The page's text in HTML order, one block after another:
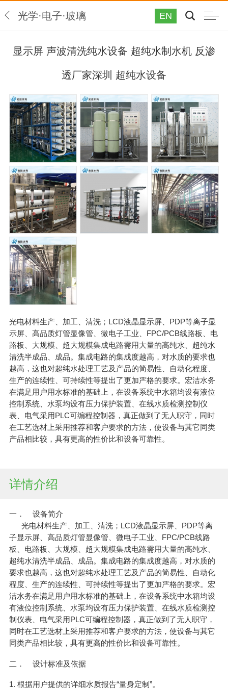
光学·电子·玻璃 EN
显示屏 声波清洗纯水设备 超纯水制水机 反渗
透厂家深圳 超纯水设备
光电材料生产、加工、清洗；LCD液晶显示屏、PDP等离子显
示屏、高品质灯管显像管、微电子工业、FPC/PCB线路板、电
路板、大规模、超大规模集成电路需用大量的高纯水、超纯水
清洗半成品、成品。集成电路的集成度越高，对水质的要求也
越高，这也对超纯水处理工艺及产品的简易性、自动化程度、
生产的连续性、可持续性等提出了更加严格的要求。宏洁水务
在满足用户用水标准的基础上，在设备系统中水箱均设有液位
控制系统、水泵均设有压力保护装置、在线水质检测控制仪
表、电气采用PLC可编程控制器，真正做到了无人职守，同时
在工艺选材上采用推荐和客户要求的方法，使设备与其它同类
产品相比较，具有更高的性价比和设备可靠性。
详情介绍
一． 设备简介
光电材料生产、加工、清洗；LCD液晶显示屏、PDP等离
子显示屏、高品质灯管显像管、微电子工业、FPC/PCB线路
板、电路板、大规模、超大规模集成电路需用大量的高纯水、
超纯水清洗半成品、成品。集成电路的集成度越高，对水质的
要求也越高，这也对超纯水处理工艺及产品的简易性、自动化
程度、生产的连续性、可持续性等提出了更加严格的要求。宏
洁水务在满足用户用水标准的基础上，在设备系统中水箱均设
有液位控制系统、水泵均设有压力保护装置、在线水质检测控
制仪表、电气采用PLC可编程控制器，真正做到了无人职守，
同时在工艺选材上采用推荐和客户要求的方法，使设备与其它
同类产品相比较，具有更高的性价比和设备可靠性。
二． 设计标准及依据
1. 根据用户提供的详细水质报告“量身定制”。